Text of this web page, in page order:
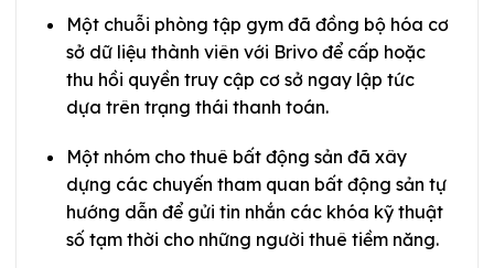
Một chuỗi phòng tập gym đã đồng bộ hóa cơ
sở dữ liệu thành viên với Brivo để cấp hoặc
thu hồi quyền truy cập cơ sở ngay lập tức
dựa trên trạng thái thanh toán.
Một nhóm cho thuê bất động sản đã xây
dựng các chuyến tham quan bất động sản tự
hướng dẫn để gửi tin nhắn các khóa kỹ thuật
số tạm thời cho những người thuê tiềm năng.